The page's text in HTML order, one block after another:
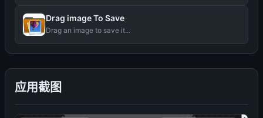
应用截图
Drag image To Save
Drag an image to save it...